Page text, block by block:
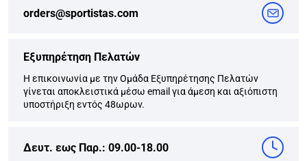
orders@sportistas.com
Εξυπηρέτηση Πελατών
Η επικοινωνία με την Ομάδα Εξυπηρέτησης Πελατών
γίνεται αποκλειστικά μέσω email για άμεση και αξιόπιστη
υποστήριξη εντός 48ωρων.
Δευτ. εως Παρ.: 09.00-18.00